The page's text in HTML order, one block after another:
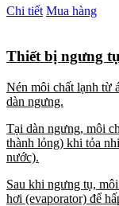
Chi tiết Mua hàng
Thiết bị ngưng
Nén môi chất lạnh từ
dàn ngưng.
Tại dàn ngưng, môi
thành lỏng) khi tỏa
nước).
Sau khi ngưng tụ,
hơi (evaporator) để